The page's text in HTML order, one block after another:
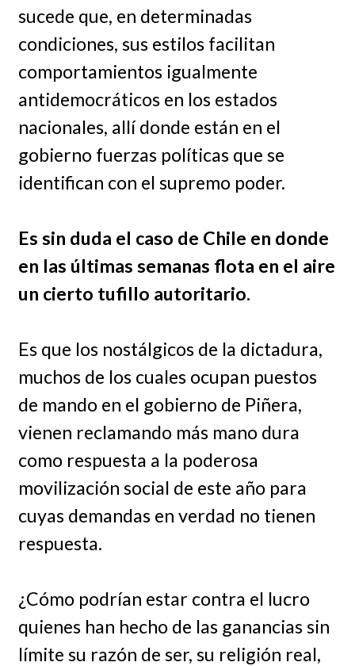
sucede que, en determinadas
condiciones, sus estilos facilitan
comportamientos igualmente
antidemocráticos en los estados
nacionales, allí donde están en el
gobierno fuerzas políticas que se
identifican con el supremo poder.
Es sin duda el caso de Chile en donde
en las últimas semanas flota en el aire
un cierto tufillo autoritario.
Es que los nostálgicos de la dictadura,
muchos de los cuales ocupan puestos
de mando en el gobierno de Piñera,
vienen reclamando más mano dura
como respuesta a la poderosa
movilización social de este año para
cuyas demandas en verdad no tienen
respuesta.
¿Cómo podrían estar contra el lucro
quienes han hecho de las ganancias sin
límite su razón de ser, su religión real,